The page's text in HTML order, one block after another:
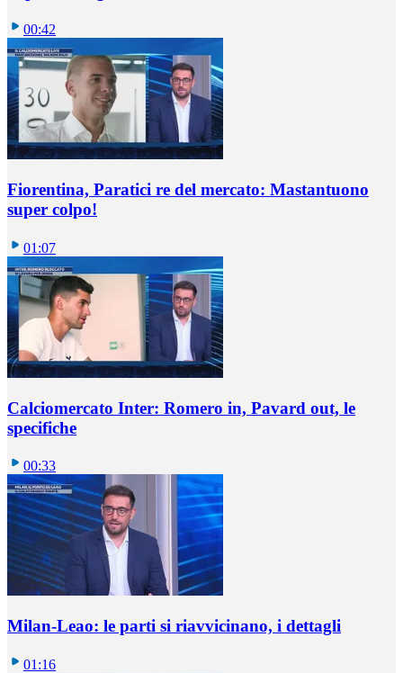
00:42
Fiorentina, Paratici re del mercato: Mastantuono
super colpo!
01:07
Calciomercato Inter: Romero in, Pavard out, le
specifiche
00:33
Milan-Leao: le parti si riavvicinano, i dettagli
01:16